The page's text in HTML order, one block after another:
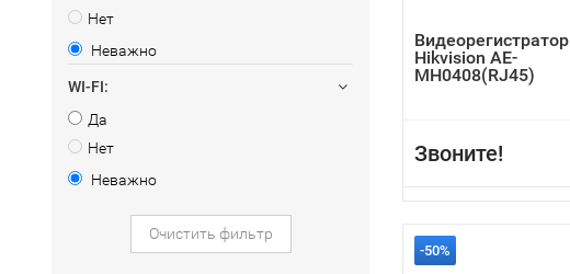
Нет
Неважно
WI-FI:
Да
Нет
Неважно
Очистить фильтр
Видеорегистратор
Hikvision AE-
MH0408(RJ45)
Звоните!
-50%